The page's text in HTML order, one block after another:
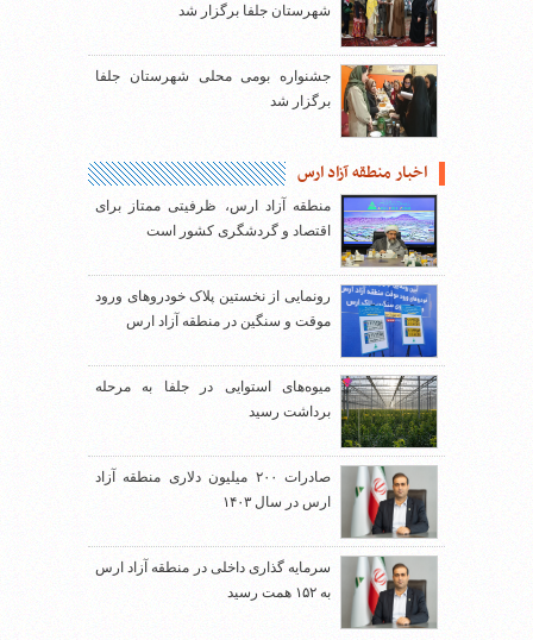
شهرستان جلفا برگزار شد
جشنواره بومی محلی شهرستان جلفا
برگزار شد
اخبار منطقه آزاد ارس
منطقه آزاد ارس، ظرفیتی ممتاز برای
اقتصاد و گردشگری کشور است
رونمایی از نخستین پلاک خودروهای ورود
موقت و سنگین در منطقه آزاد ارس
میوه‌های استوایی در جلفا به مرحله
برداشت رسید
صادرات ۲۰۰ میلیون دلاری منطقه آزاد
ارس در سال ۱۴۰۳
سرمایه گذاری داخلی در منطقه آزاد ارس
به ۱۵۲ همت رسید